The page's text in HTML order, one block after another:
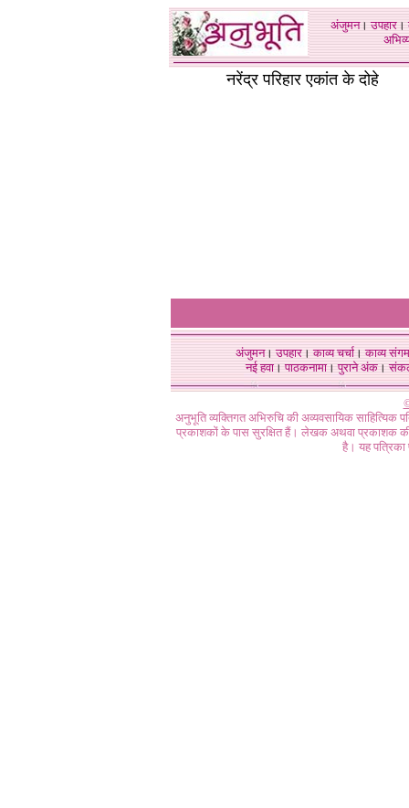
अंजुमन।उपहार।
नरेंद्र परिहार एकांत के दोहे
अंजुमन।उपहार।काव्य चर्चा।काव्य संगम
नई हवा। पाठकनामा। पुराने अंक।
अनुभूति व्यक्तिगत अभिरुचि की अव्यवसायिक
प्रकाशकों के पास सुरक्षित हैं। लेखक अथवा प्रकाशक की
है। यह पत्रिका